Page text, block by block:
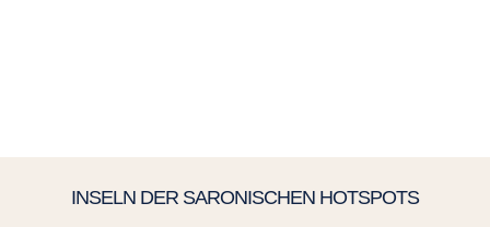
INSELN DER SARONISCHEN HOTSPOTS